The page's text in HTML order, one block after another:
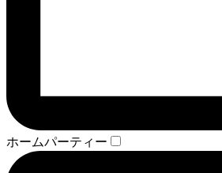
ホームパーティー